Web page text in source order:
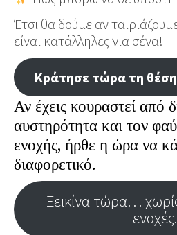
Έτσι θα δούμε αν
είναι κατάλληλες για σένα!
Κράτησε τώρα τη
Αν έχεις κουραστεί από
αυστηρότητα και τον
ενοχής, ήρθε η ώρα να
διαφορετικό.
Ξεικίνα τώρα…
ενοχές.